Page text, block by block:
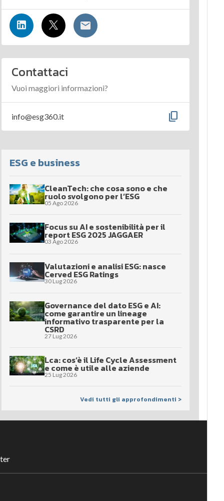
Contattaci
Vuoi maggiori informazioni?
info@esg360.it content_copy
ESG e business
CleanTech: che cosa sono e che
ruolo svolgono per l’ESG
05 Ago 2026
Focus su AI e sostenibilità per il
report ESG 2025 JAGGAER
03 Ago 2026
Valutazioni e analisi ESG: nasce
Cerved ESG Ratings
30 Lug 2026
Governance del dato ESG e AI:
come garantire un lineage
informativo trasparente per la
CSRD
27 Lug 2026
Lca: cos’è il Life Cycle Assessment
e come è utile alle aziende
25 Lug 2026
Vedi tutti gli approfondimenti >